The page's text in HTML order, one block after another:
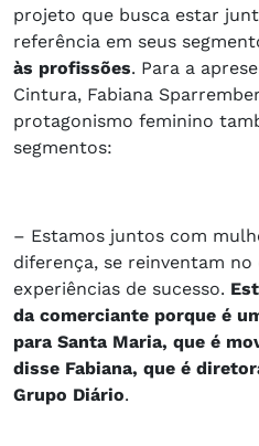
projeto que busca estar
referência em seus
às profissões. Para a
Cintura, Fabiana
protagonismo feminino
segmentos:
– Estamos juntos com
diferença, se reinventam
experiências de sucesso.
da comerciante porque é
para Santa Maria, que é
disse Fabiana, que é
Grupo Diário.